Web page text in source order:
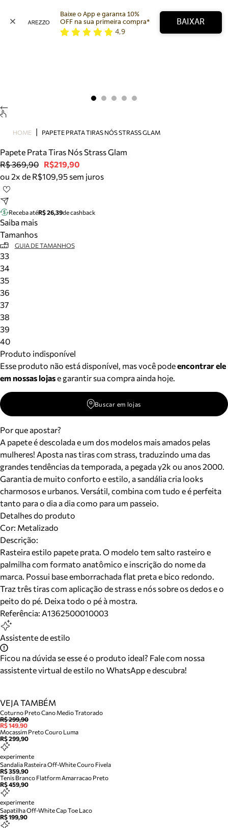
Bolsa
Tamanco
Tênis
Mule
Tire dúvidas sobre pedidos, devoluções e mais.
Meus pedidos
Acompanhe seus pedidos e solicite devoluções.
Baixe o App e garanta 10%
OFF na sua primeira compra*
4,9
BAIXAR
HOME PAPETE PRATA TIRAS NÓS STRASS GLAM
Papete Prata Tiras Nós Strass Glam
R$ 369,90 R$219,90
ou 2x de R$109,95 sem juros
Receba atéR$ 26,39de cashback
Saiba mais
Tamanhos
GUIA DE TAMANHOS
33
34
35
36
37
38
39
40
Produto indisponível
Esse produto não está disponível, mas você podeencontrar ele
em nossas lojase garantir sua compra ainda hoje.
Buscar em lojas
Por que apostar?
A papete é descolada e um dos modelos mais amados pelas
mulheres! Aposta nas tiras com strass, traduzindo uma das
grandes tendências da temporada, a pegada y2k ou anos 2000.
Garantia de muito conforto e estilo, a sandália cria looks
charmosos e urbanos. Versátil, combina com tudo e é perfeita
tanto para o dia a dia como para um passeio.
Detalhes do produto
Cor: Metalizado
Descrição:
Rasteira estilo papete prata. O modelo tem salto rasteiro e
palmilha com formato anatômico e inscrição do nome da
marca. Possui base emborrachada flat preta e bico redondo.
Traz três tiras com aplicação de strass e nós sobre os dedos e o
peito do pé. Deixa todo o pé à mostra.
Referência: A1362500010003
Assistente de estilo
Ficou na dúvida se esse é o produto ideal? Fale com nossa
assistente virtual de estilo no WhatsApp e descubra!
VEJA TAMBÉM
Coturno Preto Cano Medio Tratorado
R$ 299,90
R$ 149,90
Mocassim Preto Couro Luma
R$ 299,90
experimente
Sandalia Rasteira Off-White Couro Fivela
R$ 359,90
Tenis Branco Flatform Amarracao Preto
R$ 459,90
experimente
Sapatilha Off-White Cap Toe Laco
R$ 199,90